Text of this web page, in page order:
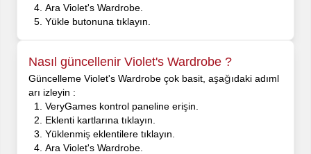
Ara Violet's Wardrobe.
Yükle butonuna tıklayın.
Nasıl güncellenir Violet's Wardrobe ?
Güncelleme Violet's Wardrobe çok basit, aşağıdaki adıml
arı izleyin :
VeryGames kontrol paneline erişin.
Eklenti kartlarına tıklayın.
Yüklenmiş eklentilere tıklayın.
Ara Violet's Wardrobe.